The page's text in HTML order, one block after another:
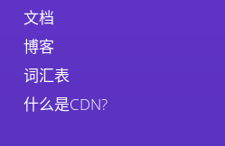
文档
博客
词汇表
什么是CDN?